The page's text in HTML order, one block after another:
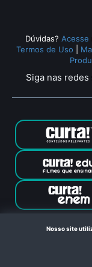
Dúvidas? Acesse
Termos de Uso
Siga nas redes
Canal Curta ©
Nosso site